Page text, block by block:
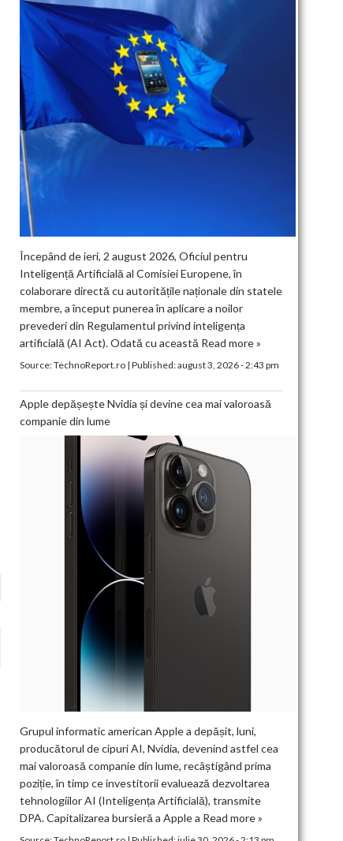
Începând de ieri, 2 august 2026, Oficiul pentru
Inteligență Artificială al Comisiei Europene, în
colaborare directă cu autoritățile naționale din statele
membre, a început punerea în aplicare a noilor
prevederi din Regulamentul privind inteligența
artificială (AI Act). Odată cu această Read more »
Source:TechnoReport.ro| Published:august 3, 2026 - 2:43 pm
Apple depășește Nvidia și devine cea mai valoroasă
companie din lume
Grupul informatic american Apple a depășit, luni,
producătorul de cipuri AI, Nvidia, devenind astfel cea
mai valoroasă companie din lume, recâștigând prima
poziție, în timp ce investitorii evaluează dezvoltarea
tehnologiilor AI (Inteligența Artificială), transmite
DPA. Capitalizarea bursieră a Apple a Read more »